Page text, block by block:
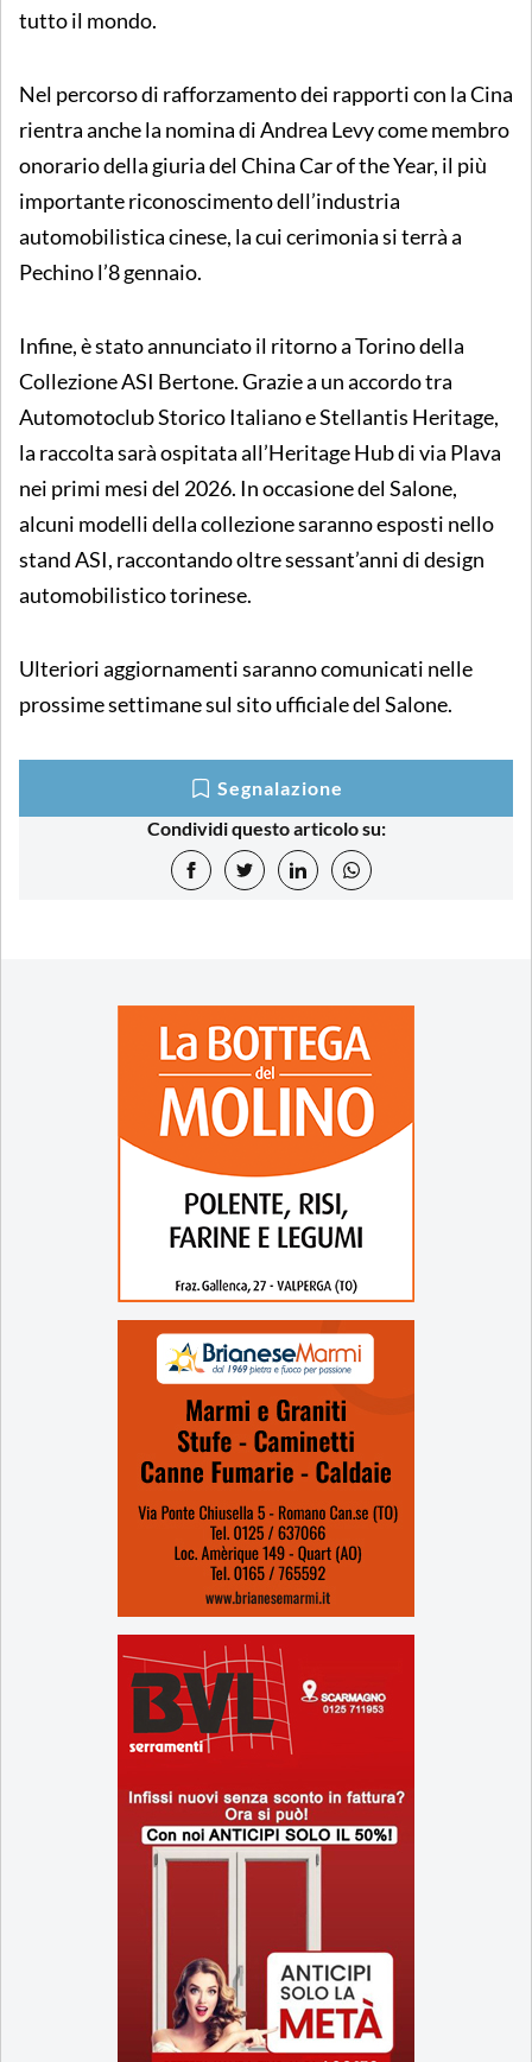
tutto il mondo.
Nel percorso di rafforzamento dei rapporti con la Cina
rientra anche la nomina di Andrea Levy come membro
onorario della giuria del China Car of the Year, il più
importante riconoscimento dell’industria
automobilistica cinese, la cui cerimonia si terrà a
Pechino l’8 gennaio.
Infine, è stato annunciato il ritorno a Torino della
Collezione ASI Bertone. Grazie a un accordo tra
Automotoclub Storico Italiano e Stellantis Heritage,
la raccolta sarà ospitata all’Heritage Hub di via Plava
nei primi mesi del 2026. In occasione del Salone,
alcuni modelli della collezione saranno esposti nello
stand ASI, raccontando oltre sessant’anni di design
automobilistico torinese.
Ulteriori aggiornamenti saranno comunicati nelle
prossime settimane sul sito ufficiale del Salone.
Segnalazione
Condividi questo articolo su: